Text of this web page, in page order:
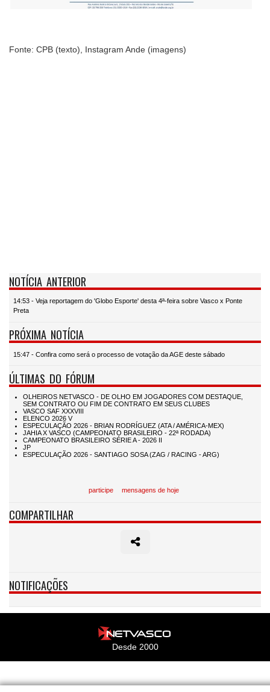
Fonte: CPB (texto), Instagram Ande (imagens)
NOTÍCIA ANTERIOR
14:53 - Veja reportagem do 'Globo Esporte' desta 4ª-feira sobre Vasco x Ponte
Preta
PRÓXIMA NOTÍCIA
15:47 - Confira como será o processo de votação da AGE deste sábado
ÚLTIMAS DO FÓRUM
participe mensagens de hoje
COMPARTILHAR
NOTIFICAÇÕES
Desde 2000